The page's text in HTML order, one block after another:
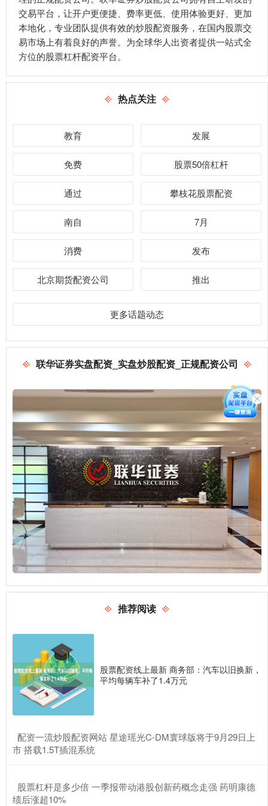
交易平台，让开户更便捷、费率更低、使用体验更好、更加
本地化，专业团队提供有效的炒股配资服务，在国内股票交
易市场上有着良好的声誉。为全球华人出资者提供一站式全
方位的股票杠杆配资平台。
热点关注
教育 发展
免费 股票50倍杠杆
通过 攀枝花股票配资
南自 7月
消费 发布
北京期货配资公司 推出
更多话题动态
联华证券实盘配资_实盘炒股配资_正规配资公司
推荐阅读
股票配资线上最新 商务部：汽车以旧换新，
平均每辆车补了1.4万元
​配资一流炒股配资网站 星途瑶光C-DM寰球版将于9月29日上
市 搭载1.5T插混系统
​股票杠杆是多少倍 一季报带动港股创新药概念走强 药明康德
绩后涨超10%